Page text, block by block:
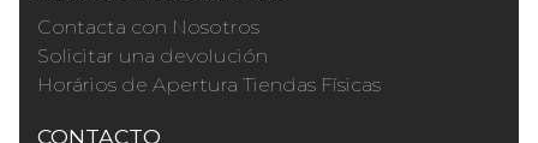
Contacta con Nosotros
Solicitar una devolución
Horários de Apertura Tiendas Físicas
CONTACTO